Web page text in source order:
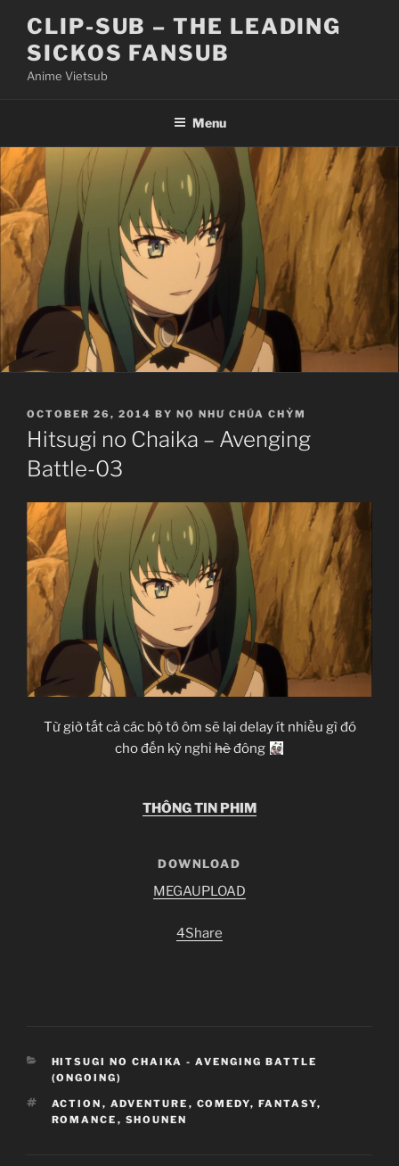
content
CLIP-SUB – THE LEADING
SICKOS FANSUB
Anime Vietsub
Menu
POSTED
ON
OCTOBER 26, 2014 BY NỢ NHƯ CHÚA CHỶM
Hitsugi no Chaika – Avenging
Battle-03
Từ giờ tất cả các bộ tớ ôm sẽ lại delay ít nhiều gì đó
cho đến kỳ nghỉhèđông
THÔNG TIN PHIM
DOWNLOAD
MEGAUPLOAD
4Share
CATEGORIES
HITSUGI NO CHAIKA - AVENGING BATTLE
(ONGOING)
TAGS
ACTION , ADVENTURE , COMEDY, FANTASY,
ROMANCE , SHOUNEN